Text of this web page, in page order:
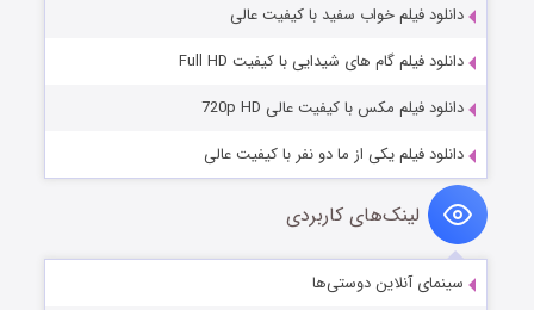
دانلود فیلم خواب سفید با کیفیت عالی
دانلود فیلم گام های شیدایی با کیفیت Full HD
دانلود فیلم مکس با کیفیت عالی 720p HD
دانلود فیلم یکی از ما دو نفر با کیفیت عالی
لینک‌های کاربردی
سینمای آنلاین دوستی‌ها